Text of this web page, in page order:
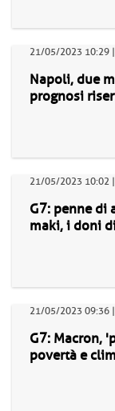
21/05/2023 10:29
Napoli, due
prognosi
21/05/2023 10:02
G7: penne di
maki, i doni
21/05/2023 09:36
G7: Macron,
povertà e